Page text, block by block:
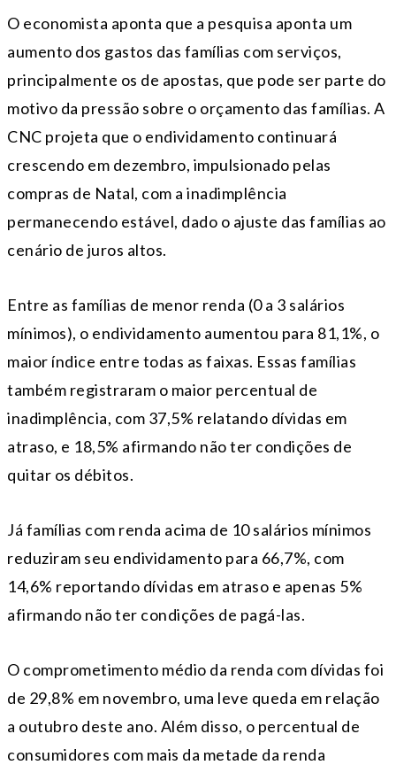
O economista aponta que a pesquisa aponta um
aumento dos gastos das famílias com serviços,
principalmente os de apostas, que pode ser parte do
motivo da pressão sobre o orçamento das famílias. A
CNC projeta que o endividamento continuará
crescendo em dezembro, impulsionado pelas
compras de Natal, com a inadimplência
permanecendo estável, dado o ajuste das famílias ao
cenário de juros altos.
Entre as famílias de menor renda (0 a 3 salários
mínimos), o endividamento aumentou para 81,1%, o
maior índice entre todas as faixas. Essas famílias
também registraram o maior percentual de
inadimplência, com 37,5% relatando dívidas em
atraso, e 18,5% afirmando não ter condições de
quitar os débitos.
Já famílias com renda acima de 10 salários mínimos
reduziram seu endividamento para 66,7%, com
14,6% reportando dívidas em atraso e apenas 5%
afirmando não ter condições de pagá-las.
O comprometimento médio da renda com dívidas foi
de 29,8% em novembro, uma leve queda em relação
a outubro deste ano. Além disso, o percentual de
consumidores com mais da metade da renda